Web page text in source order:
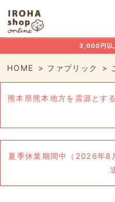
3,000円以
HOME ファブリック
熊本県熊本地方を震源とす
夏季休業期間中（2026年8